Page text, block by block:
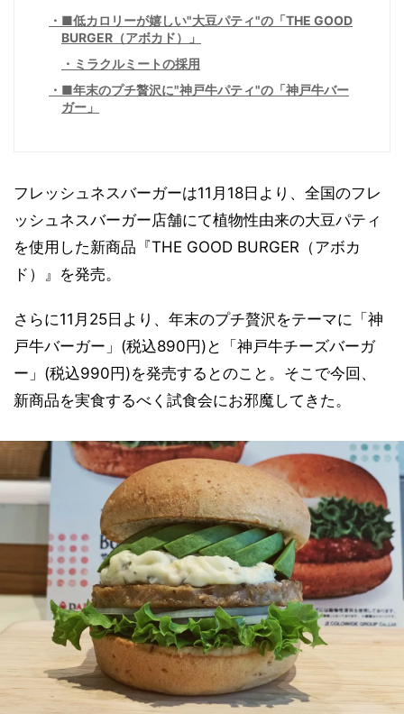
■低カロリーが嬉しい"大豆パティ"の「THE GOOD
BURGER（アボカド）」
ミラクルミートの採用
■年末のプチ贅沢に"神戸牛パティ"の「神戸牛バー
ガー」
フレッシュネスバーガーは11月18日より、全国のフレ
ッシュネスバーガー店舗にて植物性由来の大豆パティ
を使用した新商品『THE GOOD BURGER（アボカ
ド）』を発売。
さらに11月25日より、年末のプチ贅沢をテーマに「神
戸牛バーガー」(税込890円)と「神戸牛チーズバーガ
ー」(税込990円)を発売するとのこと。そこで今回、
新商品を実食するべく試食会にお邪魔してきた。